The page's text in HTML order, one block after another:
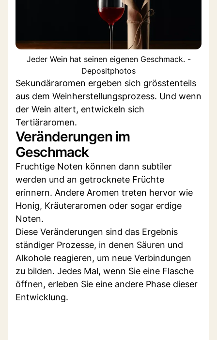
Jeder Wein hat seinen eigenen Geschmack. -
Depositphotos
Sekundäraromen ergeben sich grösstenteils
aus dem Weinherstellungsprozess. Und wenn
der Wein altert, entwickeln sich
Tertiäraromen.
Veränderungen im
Geschmack
Fruchtige Noten können dann subtiler
werden und an getrocknete Früchte
erinnern. Andere Aromen treten hervor wie
Honig, Kräuteraromen oder sogar erdige
Noten.
Diese Veränderungen sind das Ergebnis
ständiger Prozesse, in denen Säuren und
Alkohole reagieren, um neue Verbindungen
zu bilden. Jedes Mal, wenn Sie eine Flasche
öffnen, erleben Sie eine andere Phase dieser
Entwicklung.